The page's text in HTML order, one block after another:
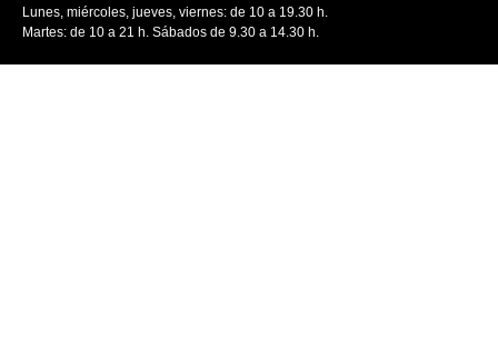
Lunes, miércoles, jueves, viernes: de 10 a 19.30 h.
Martes: de 10 a 21 h. Sábados de 9.30 a 14.30 h.